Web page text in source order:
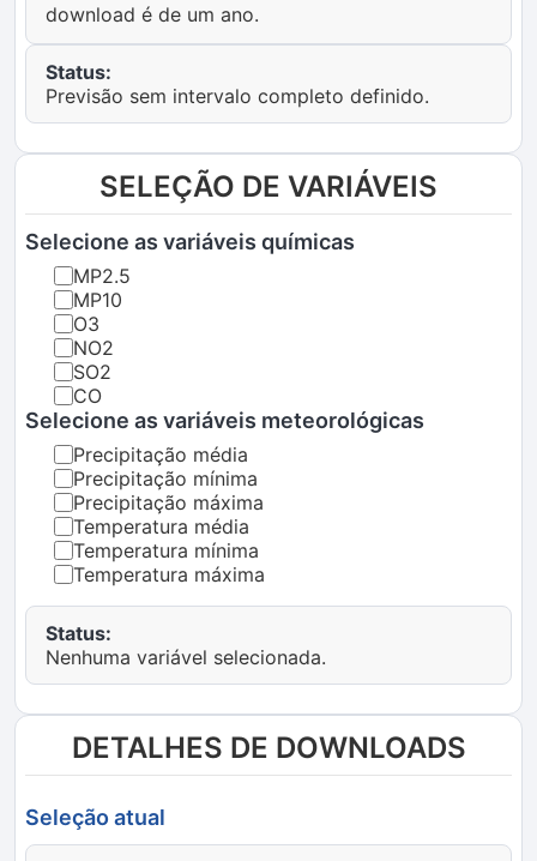
download é de um ano.
Status:
Previsão sem intervalo completo definido.
SELEÇÃO DE VARIÁVEIS
Selecione as variáveis químicas
MP2.5
MP10
O3
NO2
SO2
CO
Selecione as variáveis meteorológicas
Precipitação média
Precipitação mínima
Precipitação máxima
Temperatura média
Temperatura mínima
Temperatura máxima
Status:
Nenhuma variável selecionada.
DETALHES DE DOWNLOADS
Seleção atual